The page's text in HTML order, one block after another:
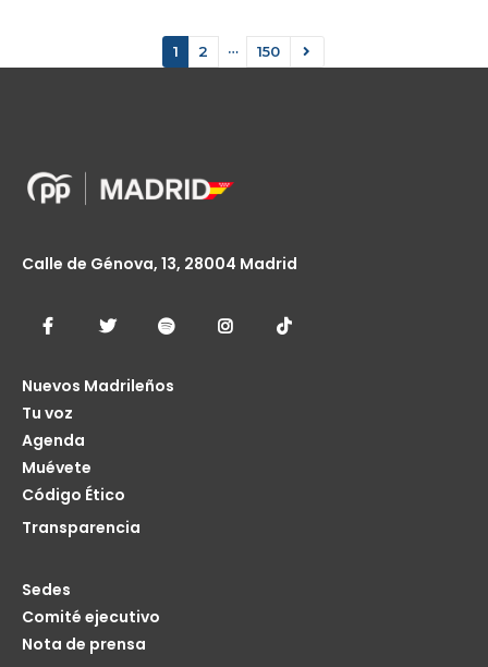
1 2 … 150
Calle de Génova, 13, 28004 Madrid
Nuevos Madrileños
Tu voz
Agenda
Muévete
Código Ético
Transparencia
Sedes
Comité ejecutivo
Nota de prensa